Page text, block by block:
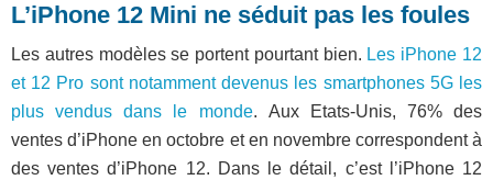
L’iPhone 12 Mini ne séduit pas les foules
Les autres modèles se portent pourtant bien. Les iPhone 12
et 12 Pro sont notamment devenus les smartphones 5G les
plus vendus dans le monde. Aux Etats-Unis, 76% des
ventes d’iPhone en octobre et en novembre correspondent à
des ventes d’iPhone 12. Dans le détail, c’est l’iPhone 12